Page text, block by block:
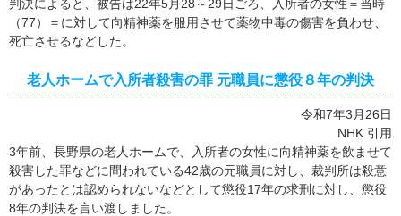
判決によると、被告は22年5月28～29日ごろ、入所者の女性＝当時
（77）＝に対して向精神薬を服用させて薬物中毒の傷害を負わせ、
死亡させるなどした。
老人ホームで入所者殺害の罪 元職員に懲役８年の判決
令和7年3月26日
NHK 引用
3年前、長野県の老人ホームで、入所者の女性に向精神薬を飲ませて
殺害した罪などに問われている42歳の元職員に対し、裁判所は殺意
があったとは認められないなどとして懲役17年の求刑に対し、懲役
8年の判決を言い渡しました。